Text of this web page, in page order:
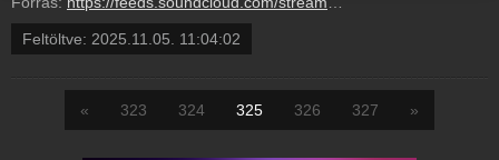
Feltöltve: 2025.11.05. 11:04:02
« 323 324 325 326 327 »